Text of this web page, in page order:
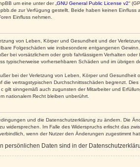
um eine unter der „ GNU General Public License v2“
zur Verfügung gestellt. Beide haben keinen
Einfluss nehmen.
von Leben, Körper und Gesundheit und der
Folgeschäden wie insbesondere entgangenen Gewinn.
bei vorsätzlichem oder grob fahrlässigem Verhalten
typischerweise vorhersehbaren Schäden und im
bei der Verletzung von Leben, Körper und
vertragstypischen Durchschnittsschäden begrenzt.
gilt sinngemäß auch zugunsten der Mitarbeiter und
nationalem Recht bleiben unberührt.
und die Datenschutzerklärung zu ändern. Die
widersprechen. Im Falle des Widerspruchs erlischt das
wenn der Nutzer den Änderungen zugestimmt hat.
persönlichen Daten sind in der